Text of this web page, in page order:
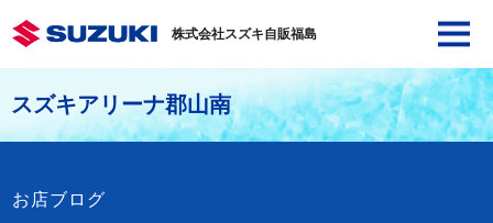
株式会社スズキ自販福島
スズキアリーナ郡山南
お店ブログ